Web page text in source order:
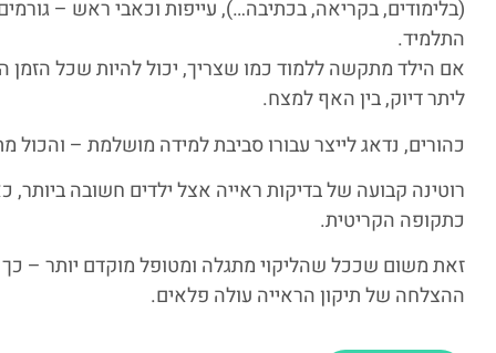
(בלימודים, בקריאה, בכתיבה…), עייפות וכאבי ראש –
התלמיד.
אם הילד מתקשה ללמוד כמו שצריך, יכול להיות שכל
ליתר דיוק, בין האף למצח.
כהורים, נדאג לייצר עבורו סביבת למידה מושלמת – והכול
כתקופה הקריטית.
זאת משום שככל שהליקוי מתגלה ומטופל מוקדם יותר –
ההצלחה של תיקון הראייה עולה פלאים.